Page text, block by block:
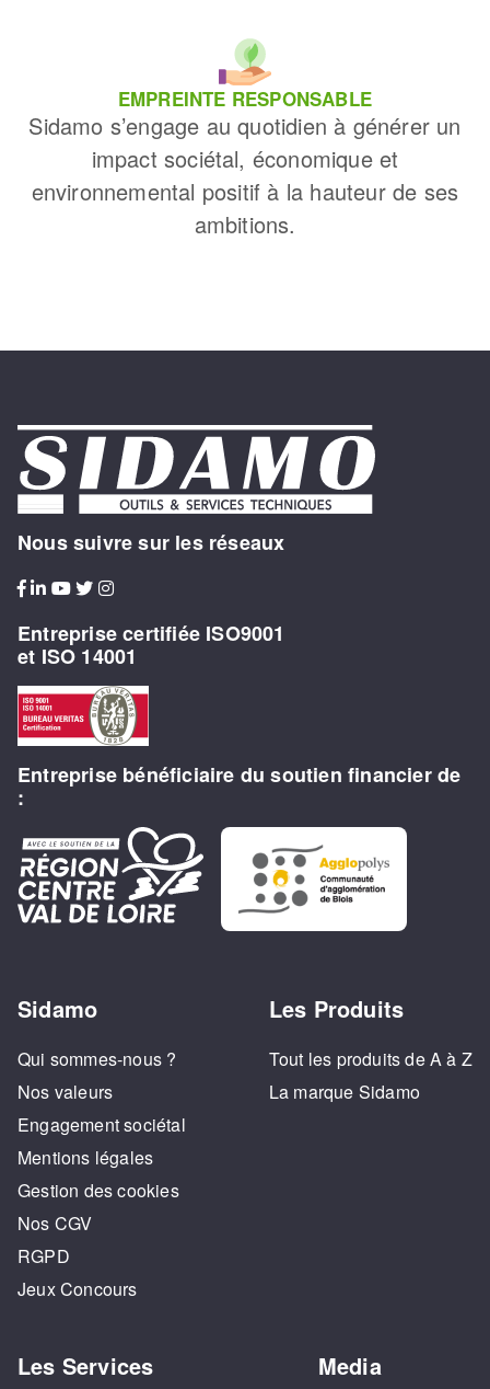
EMPREINTE RESPONSABLE
Sidamo s’engage au quotidien à générer un
impact sociétal, économique et
environnemental positif à la hauteur de ses
ambitions.
Nous suivre sur les réseaux
Entreprise certifiée ISO9001
et ISO 14001
Entreprise bénéficiaire du soutien financier de
:
Sidamo
Qui sommes-nous ?
Nos valeurs
Engagement sociétal
Mentions légales
Gestion des cookies
Nos CGV
RGPD
Jeux Concours
Les Produits
Tout les produits de A à Z
La marque Sidamo
Les Services Media